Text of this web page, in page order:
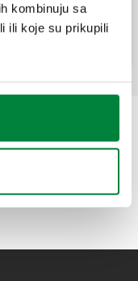
kombinuju sa
ili koje su prikupili